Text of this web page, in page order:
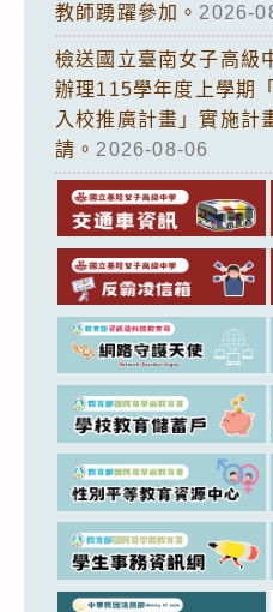
教師踴躍參加。 2026-
檢送國立臺南女子高級
辦理115學年度上學期
入校推廣計畫」實施計
請。 2026-08-06